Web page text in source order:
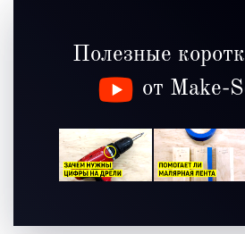
Полезные
от Make-